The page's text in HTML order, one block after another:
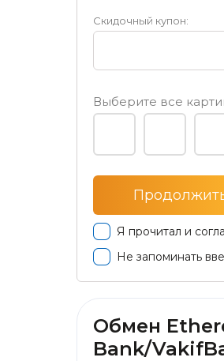
Скидочный купон:
Выберите все
Я прочитал и
Не запоминать
Обмен
Bank/